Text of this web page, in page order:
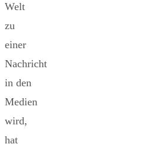
Welt
zu
einer
Nachricht
in den
Medien
wird,
hat